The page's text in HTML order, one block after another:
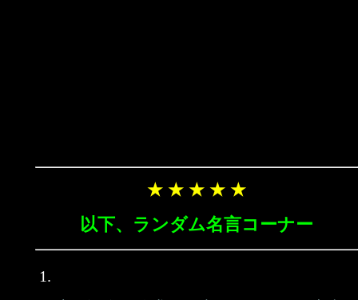
★ ★ ★ ★ ★
以下、ランダム名言コーナー
1.